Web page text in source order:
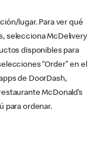
lugar. Para ver qué
selecciona McDelivery
disponibles para
“Order” en el
de DoorDash,
McDonald’s
para ordenar.